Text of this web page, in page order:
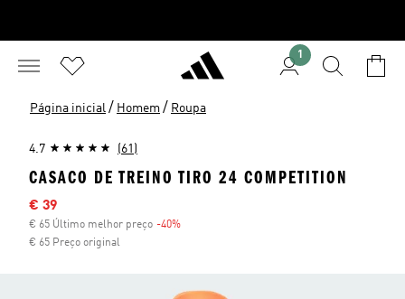
1
Página inicial / Homem / Roupa
4.7 (61)
CASACO DE TREINO TIRO 24 COMPETITION
Preço com desconto
€ 39
€ 65 Último melhor preço -40%
€ 65 Preço original